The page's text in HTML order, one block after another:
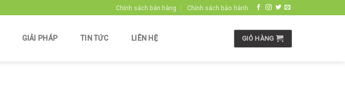
Chính sách bán hàng Chính sách bảo hành
GIẢI PHÁP TIN TỨC LIÊN HỆ GIỎ HÀNG